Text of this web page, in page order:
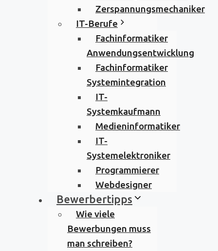
Zerspannungsmechaniker
IT-Berufe
Fachinformatiker
Anwendungsentwicklung
Fachinformatiker
Systemintegration
IT-
Systemkaufmann
Medieninformatiker
IT-
Systemelektroniker
Programmierer
Webdesigner
Bewerbertipps
Wie viele
Bewerbungen muss
man schreiben?